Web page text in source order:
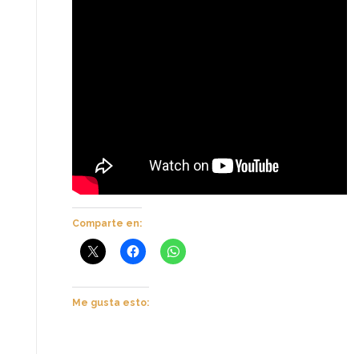
Comparte en:
Me gusta esto: